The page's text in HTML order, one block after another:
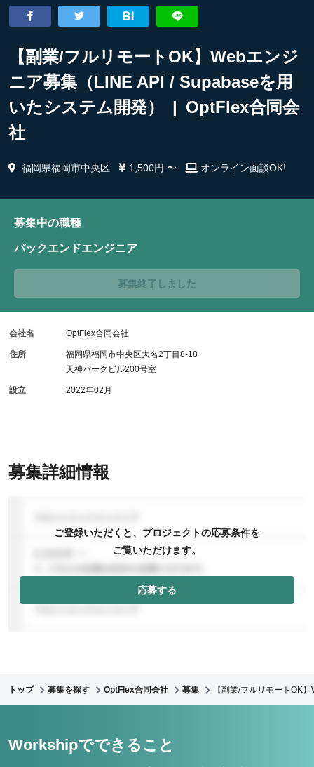
【副業/フルリモートOK】Webエンジ
ニア募集（LINE API / Supabaseを用
いたシステム開発） | OptFlex合同会
社
福岡県福岡市中央区 1,500円 〜 オンライン面談OK!
募集詳細情報
ご登録いただくと、プロジェクトの応募条件を
ご覧いただけます。
応募する
募集中の職種
バックエンドエンジニア
募集終了しました
会社名 OptFlex合同会社
住所
福岡県福岡市中央区大名2丁目8-18
天神パークビル200号室
設立 2022年02月
トップ 募集を探す OptFlex合同会社 募集 【副業/フルリモートOK
Workshipでできること